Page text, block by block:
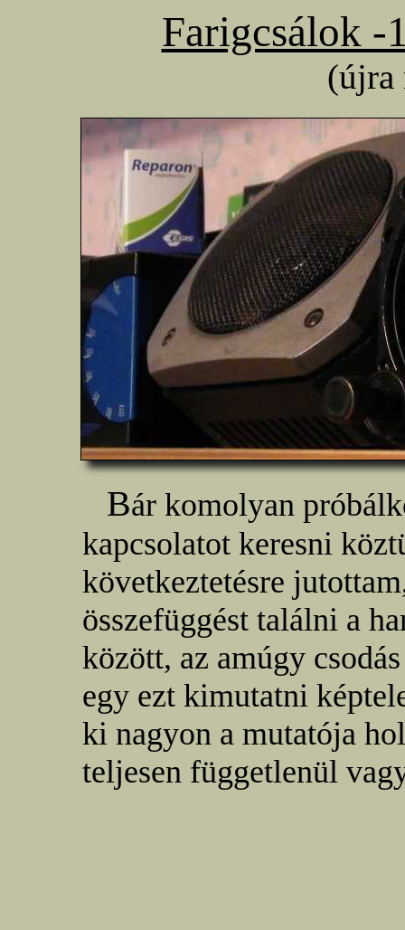
Farigcsálok -
(újra
Bár komolyan
kapcsolatot keresni
következtetésre
összefüggést találni a
között, az amúgy
egy ezt kimutatni
ki nagyon a mutatója
teljesen függetlenül